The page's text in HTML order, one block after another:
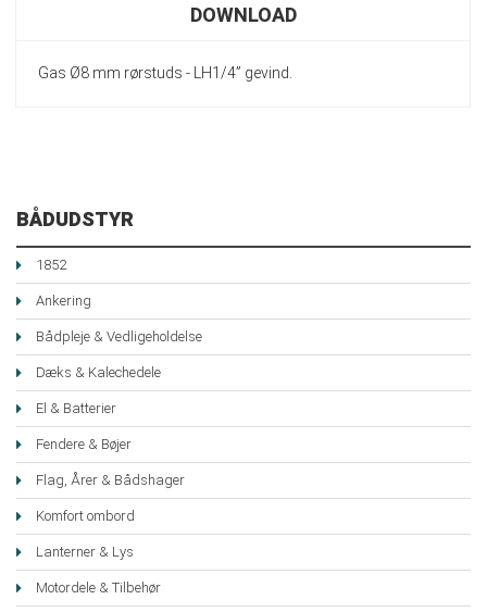
DOWNLOAD
Gas Ø8 mm rørstuds - LH1/4” gevind.
BÅDUDSTYR
1852
Ankering
Bådpleje & Vedligeholdelse
Dæks & Kalechedele
El & Batterier
Fendere & Bøjer
Flag, Årer & Bådshager
Komfort ombord
Lanterner & Lys
Motordele & Tilbehør